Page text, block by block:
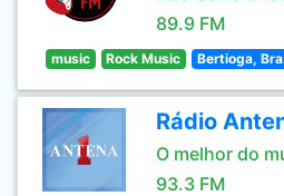
89.9 FM
music Rock Music Bertioga,
Rádio
O melhor do
93.3 FM